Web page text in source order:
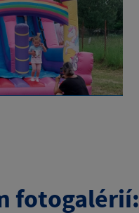
fotogalérií: